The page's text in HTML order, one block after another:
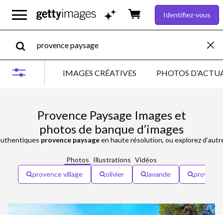
Identifiez-vous
IMAGES CRÉATIVES PHOTOS
Provence Paysage Images et
photos de banque d’images
provence paysageen haute résolution, ou explorez
Photos Illustrations Vidéos
provence village
olivier lavande